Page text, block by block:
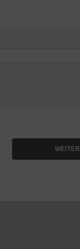
WEITER